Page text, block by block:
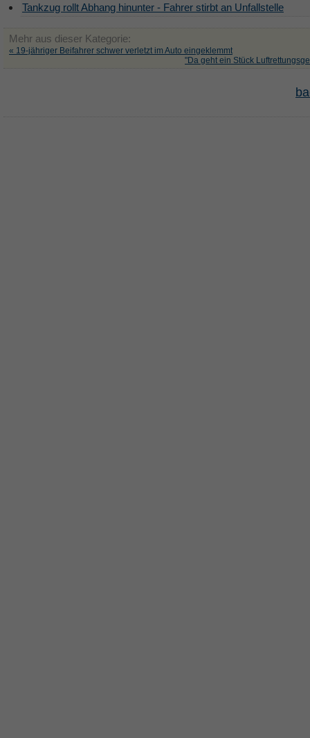
Tankzug rollt Abhang hinunter - Fahrer stirbt an Unfallstelle
Mehr aus dieser Kategorie:
« 19-jähriger Beifahrer schwer verletzt im Auto eingeklemmt
"Da geht ein Stück